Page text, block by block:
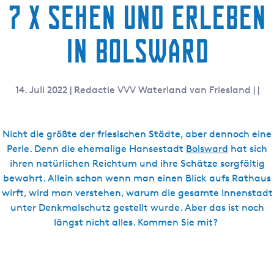
7 x Sehen und erleben
in Bolsward
14. Juli 2022 | Redactie VVV Waterland van Friesland | |
Nicht die größte der friesischen Städte, aber dennoch eine
Perle. Denn die ehemalige Hansestadt Bolsward hat sich
ihren natürlichen Reichtum und ihre Schätze sorgfältig
bewahrt. Allein schon wenn man einen Blick aufs Rathaus
wirft, wird man verstehen, warum die gesamte Innenstadt
unter Denkmalschutz gestellt wurde. Aber das ist noch
längst nicht alles. Kommen Sie mit?